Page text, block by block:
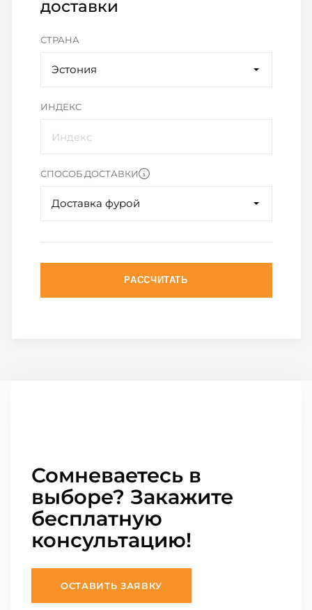
доставки
СТРАНА
Эстония
ИНДЕКС
СПОСОБ ДОСТАВКИ
Доставка фурой
РАССЧИТАТЬ
Сомневаетесь в
выборе? Закажите
бесплатную
консультацию!
ОСТАВИТЬ ЗАЯВКУ